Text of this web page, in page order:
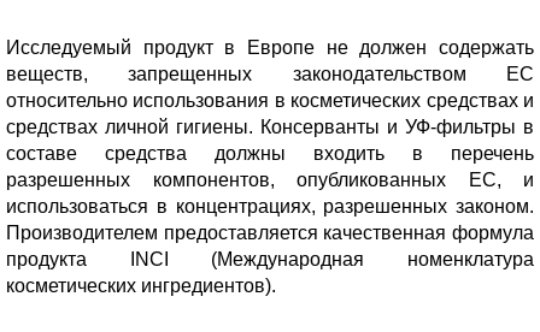
Исследуемый продукт в Европе не должен содержать
веществ, запрещенных законодательством ЕС
относительно использования в косметических средствах и
средствах личной гигиены. Консерванты и УФ-фильтры в
составе средства должны входить в перечень
разрешенных компонентов, опубликованных ЕС, и
использоваться в концентрациях, разрешенных законом.
Производителем предоставляется качественная формула
продукта INCI (Международная номенклатура
косметических ингредиентов).